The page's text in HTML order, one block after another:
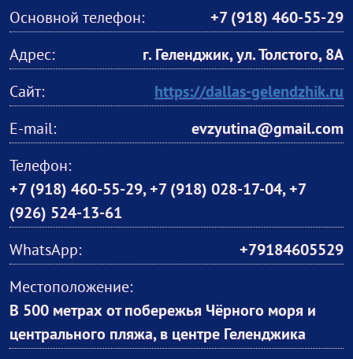
Основной телефон:
+7 (918) 460-55-29
Адрес:
г. Геленджик, ул. Толстого, 8А
Сайт:
https://dallas-gelendzhik.ru
E-mail:
evzyutina@gmail.com
Телефон:
+7 (918) 460-55-29, +7 (918) 028-17-04, +7
(926) 524-13-61
WhatsApp:
+79184605529
Местоположение:
В 500 метрах от побережья Чёрного моря и
центрального пляжа, в центре Геленджика